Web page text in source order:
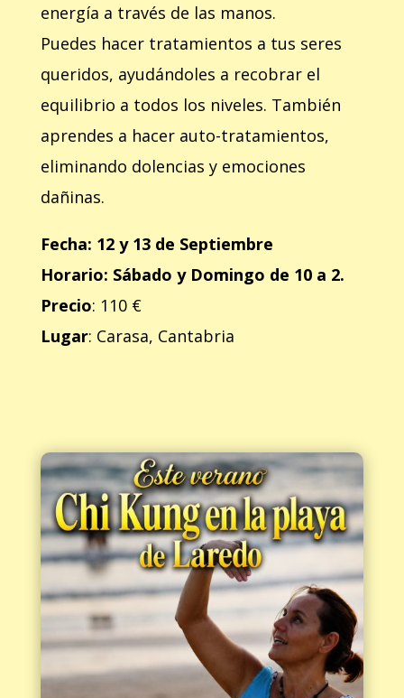
energía a través de las manos.
Puedes hacer tratamientos a tus seres
queridos, ayudándoles a recobrar el
equilibrio a todos los niveles. También
aprendes a hacer auto-tratamientos,
eliminando dolencias y emociones
dañinas.
Fecha: 12 y 13 de Septiembre
Horario: Sábado y Domingo de 10 a 2.
Precio: 110 €
Lugar: Carasa, Cantabria